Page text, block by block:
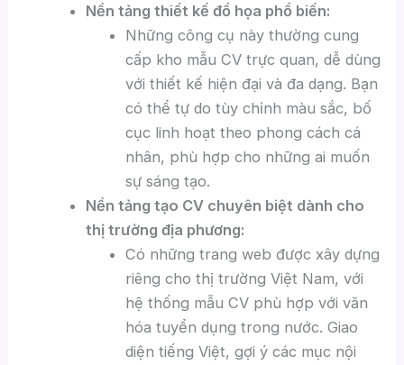
Nền tảng thiết kế đồ họa phổ biến:
Những công cụ này thường cung
cấp kho mẫu CV trực quan, dễ dùng
với thiết kế hiện đại và đa dạng. Bạn
có thể tự do tùy chỉnh màu sắc, bố
cục linh hoạt theo phong cách cá
nhân, phù hợp cho những ai muốn
sự sáng tạo.
Nền tảng tạo CV chuyên biệt dành cho
thị trường địa phương:
Có những trang web được xây dựng
riêng cho thị trường Việt Nam, với
hệ thống mẫu CV phù hợp với văn
hóa tuyển dụng trong nước. Giao
diện tiếng Việt, gợi ý các mục nội